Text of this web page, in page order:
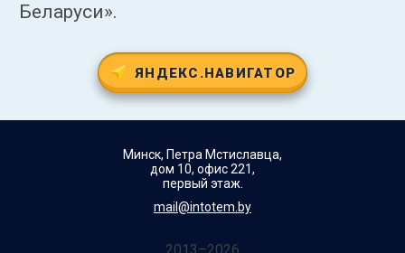
Беларуси».
ЯНДЕКС.НАВИГАТОР
Минск, Петра Мстиславца,
дом 10, офис 221,
первый этаж.
mail@intotem.by